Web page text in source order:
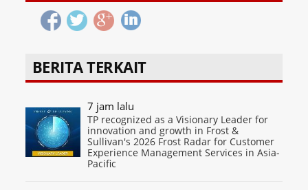
BERITA TERKAIT
7 jam lalu
TP recognized as a Visionary Leader for
innovation and growth in Frost &
Sullivan's 2026 Frost Radar for Customer
Experience Management Services in Asia-
Pacific